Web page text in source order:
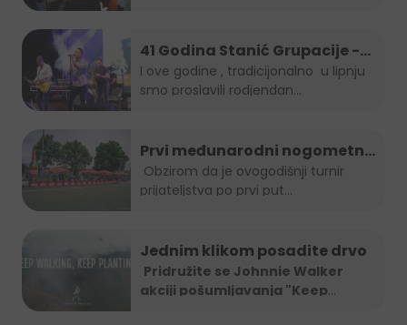
41 Godina Stanić Grupacije -
koncert Indira Forza i Berin
Buturović
I ove godine , tradicijonalno u lipnju
smo proslavili rodjendan...
Prvi međunarodni nogometni
turnir prijateljstva
prijateljstva po prvi put...
Jednim klikom posadite drvo
Pridružite se Johnnie Walker
akciji pošumljavanja "Keep